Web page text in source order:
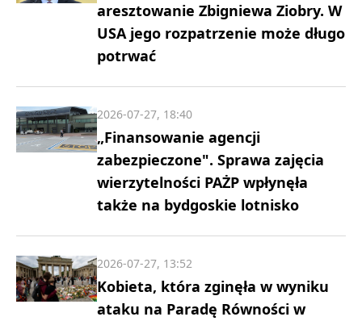
aresztowanie Zbigniewa Ziobry. W
USA jego rozpatrzenie może długo
potrwać
„Finansowanie agencji
zabezpieczone". Sprawa zajęcia
wierzytelności PAŻP wpłynęła
także na bydgoskie lotnisko
2026-07-27, 18:40
Kobieta, która zginęła w wyniku
ataku na Paradę Równości w
2026-07-27, 13:52